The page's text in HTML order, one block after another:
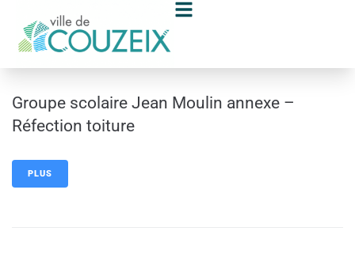
Groupe scolaire Jean Moulin annexe –
Réfection toiture
PLUS